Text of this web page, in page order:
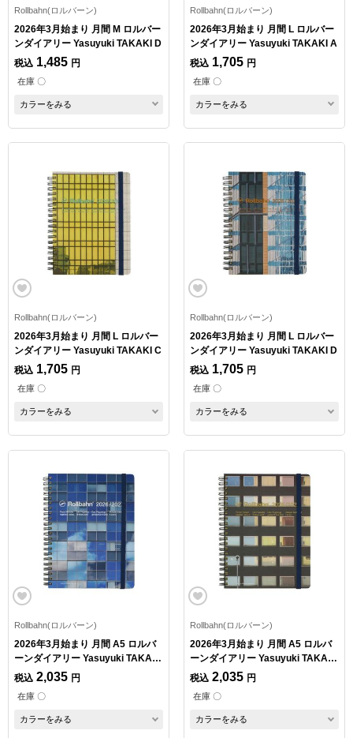
Rollbahn(ロルバーン)
2026年3月始まり 月間 M ロルバー
ンダイアリー Yasuyuki TAKAKI D
税込 1,485 円
在庫 〇
カラーをみる
Rollbahn(ロルバーン)
2026年3月始まり 月間 L ロルバー
ンダイアリー Yasuyuki TAKAKI A
税込 1,705 円
在庫 〇
カラーをみる
Rollbahn(ロルバーン)
2026年3月始まり 月間 L ロルバー
ンダイアリー Yasuyuki TAKAKI C
税込 1,705 円
在庫 〇
カラーをみる
Rollbahn(ロルバーン)
2026年3月始まり 月間 L ロルバー
ンダイアリー Yasuyuki TAKAKI D
税込 1,705 円
在庫 〇
カラーをみる
Rollbahn(ロルバーン)
2026年3月始まり 月間 A5 ロルバ
ーンダイアリー Yasuyuki TAKAKI
A
税込 2,035 円
在庫 〇
カラーをみる
Rollbahn(ロルバーン)
2026年3月始まり 月間 A5 ロルバ
ーンダイアリー Yasuyuki TAKAKI
B
税込 2,035 円
在庫 〇
カラーをみる